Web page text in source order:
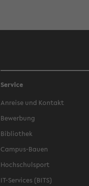
Service
Anreise und Kontakt
Bewerbung
Bibliothek
Campus-Bauen
Hochschulsport
IT-Services (BITS)